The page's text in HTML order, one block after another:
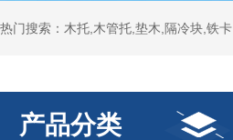
热门搜索：木托,木管托,垫木,隔冷块,铁卡
产品分类